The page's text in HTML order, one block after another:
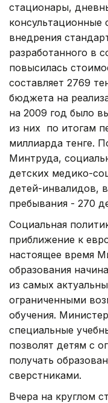
стационары,
внедрения
разработанного в
повысилась
составляет 2769
бюджета на
на 2009 год было
из них по итогам
миллиарда тенге.
Минтруда,
детских медико-
детей-инвалидов,
пребывания - 270
Социальная
приближение к
настоящее время
образования
из самых
ограниченными
обучения.
специальные
позволят детям с
получать
сверстниками.
Вчера на круглом